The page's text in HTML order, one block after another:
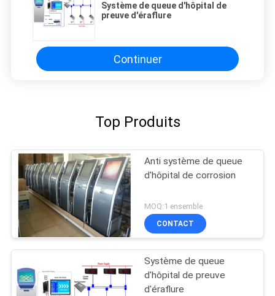
Système de queue d'hôpital de
preuve d'éraflure
Continuer
Top Produits
Anti système de queue
d'hôpital de corrosion
MOQ:1 ensemble
CONTACT
Système de queue
d'hôpital de preuve
d'éraflure